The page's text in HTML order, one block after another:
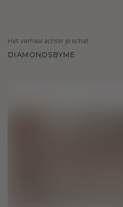
Het verhaal achter je schat
DIAMONDSBYME